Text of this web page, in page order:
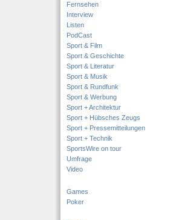
Fernsehen
Interview
Listen
PodCast
Sport & Film
Sport & Geschichte
Sport & Literatur
Sport & Musik
Sport & Rundfunk
Sport & Werbung
Sport + Architektur
Sport + Hübsches Zeugs
Sport + Pressemitteilungen
Sport + Technik
SportsWire on tour
Umfrage
Video
Games
Poker